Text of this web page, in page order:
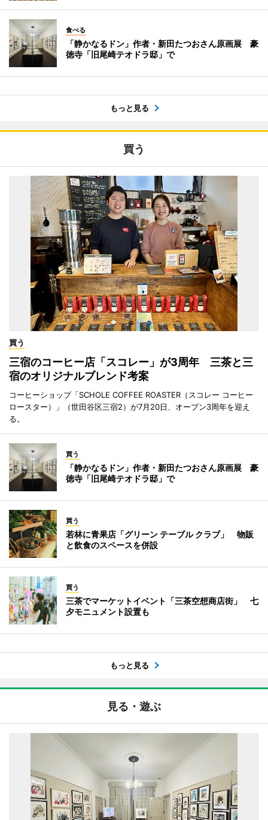
食べる
「静かなるドン」作者・新田たつおさん原画展 豪
徳寺「旧尾崎テオドラ邸」で
もっと見る
買う
買う
三宿のコーヒー店「スコレー」が3周年 三茶と三
宿のオリジナルブレンド考案
コーヒーショップ「SCHOLE COFFEE ROASTER（スコレー コーヒー
ロースター）」（世田谷区三宿2）が7月20日、オープン3周年を迎え
る。
買う
「静かなるドン」作者・新田たつおさん原画展 豪
徳寺「旧尾崎テオドラ邸」で
買う
若林に青果店「グリーン テーブル クラブ」 物販
と飲食のスペースを併設
買う
三茶でマーケットイベント「三茶空想商店街」 七
夕モニュメント設置も
もっと見る
見る・遊ぶ